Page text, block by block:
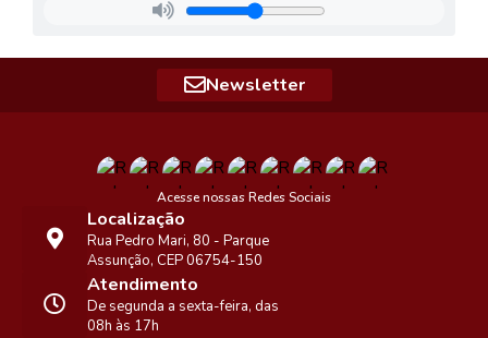
Newsletter
Acesse nossas Redes Sociais
Localização
Rua Pedro Mari, 80 - Parque
Assunção, CEP 06754-150
Atendimento
De segunda a sexta-feira, das
08h às 17h